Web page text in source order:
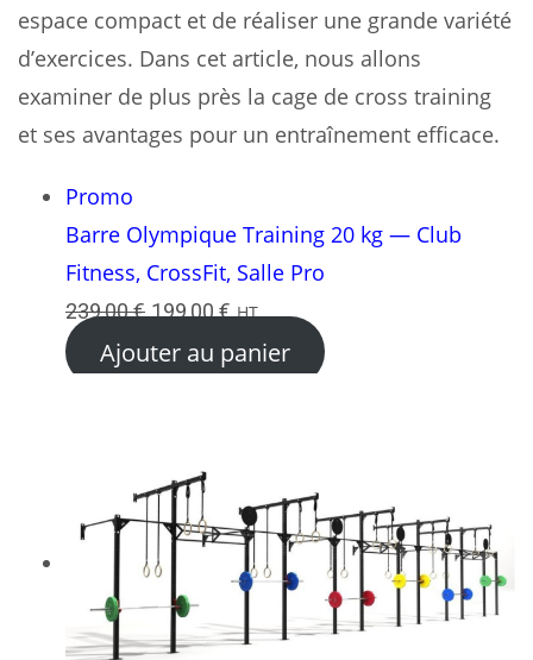
espace compact et de réaliser une grande variété
d’exercices. Dans cet article, nous allons
examiner de plus près la cage de cross training
et ses avantages pour un entraînement efficace.
Promo
en
promotion
Barre Olympique Training 20 kg — Club
Fitness, CrossFit, Salle Pro
239,00€ Le
prix
199,00€ Le
prix
HT
Ajouter au panier